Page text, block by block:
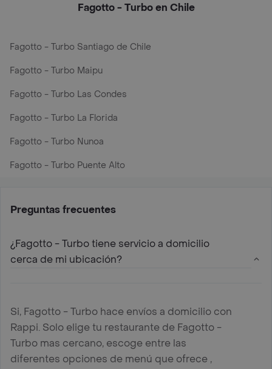
Fagotto - Turbo en Chile
Fagotto - Turbo Santiago de Chile
Fagotto - Turbo Maipu
Fagotto - Turbo Las Condes
Fagotto - Turbo La Florida
Fagotto - Turbo Nunoa
Fagotto - Turbo Puente Alto
Preguntas frecuentes
¿Fagotto - Turbo tiene servicio a domicilio
cerca de mi ubicación?
Si, Fagotto - Turbo hace envíos a domicilio con
Rappi. Solo elige tu restaurante de Fagotto -
Turbo mas cercano, escoge entre las
diferentes opciones de menú que ofrece ,